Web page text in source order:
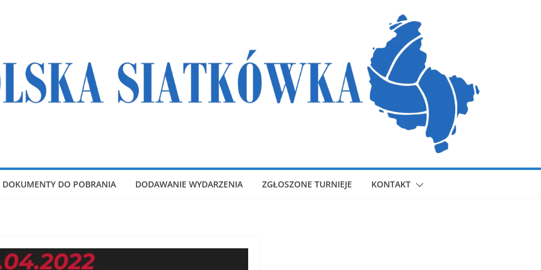
DOKUMENTY DO POBRANIA DODAWANIE WYDARZENIA ZGŁOSZONE TURNIEJE KONTAKT